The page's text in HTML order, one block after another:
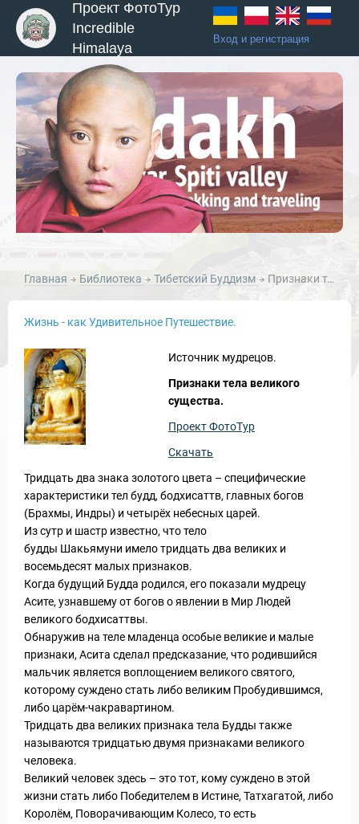
и Туры
Проект ФотоТур
Incredible
Himalaya
Вход и регистрация
Главная Библиотека Тибетский Буддизм Признаки тела великого существа.
Жизнь - как Удивительное Путешествие.
Источник мудрецов.
Признаки тела великого
существа.
Проект ФотоТур
Скачать
Тридцать два знака золотого цвета – специфические
характе­ристики тел будд, бодхисаттв, главных богов
(Брахмы, Индры) и че­тырёх небесных царей.
Из сутр и шастр известно, что тело
будды Шакьямуни имело тридцать два великих и
восемьдесят малых признаков.
Когда будущий Будда родился, его показали мудрецу
Асите, узнавшему от богов о явлении в Мир Людей
великого бодхисаттвы.
Обнаружив на теле младенца особые великие и малые
признаки, Асита сделал предсказание, что родившийся
мальчик является воплощением великого святого,
которому суждено стать либо великим Пробудившимся,
либо царём-чакравартином.
Тридцать два великих признака тела Будды также
называются тридцатью двумя признаками великого
человека.
Великий человек здесь – это тот, кому суждено в этой
жизни стать либо Победителем в Истине, Татхагатой, либо
Королём, Поворачивающим Колесо, то есть